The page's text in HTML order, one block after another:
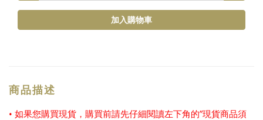
加入購物車
商品描述
• 如果您購買現貨，購買前請先仔細閱讀左下角的”現貨商品須